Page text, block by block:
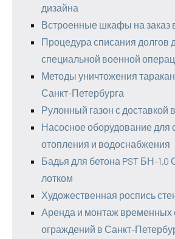
дизайна
Встроенные шкафы на заказ
Процедура списания долгов
специальной военной
Методы уничтожения
Санкт-Петербурга
Рулонный газон с доставкой
Насосное оборудование для
отопления и водоснабжения
Бадья для бетона PST БН-
лотком
Художественная роспись
Аренда и монтаж временных
ограждений в Санкт-